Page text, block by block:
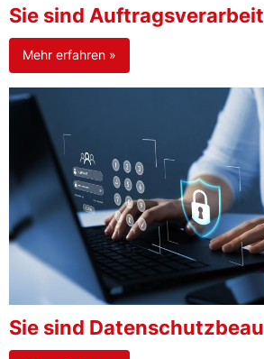
Sie sind
Mehr erfahren »
Sie sind